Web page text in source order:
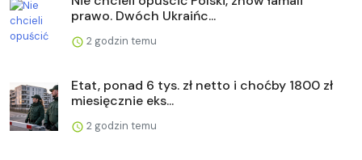
prawo. Dwóch Ukraińc...
2 godzin temu
Etat, ponad 6 tys. zł netto i choćby 1800 zł
miesięcznie eks...
2 godzin temu